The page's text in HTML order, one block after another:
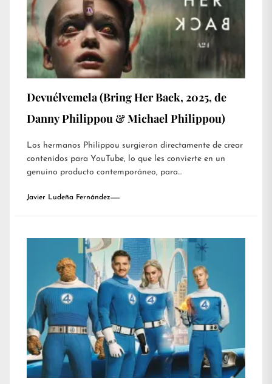
Devuélvemela (Bring Her Back, 2025, de
Danny Philippou & Michael Philippou)
Los hermanos Philippou surgieron directamente de crear
contenidos para YouTube, lo que les convierte en un
genuino producto contemporáneo, para...
Javier Ludeña Fernández